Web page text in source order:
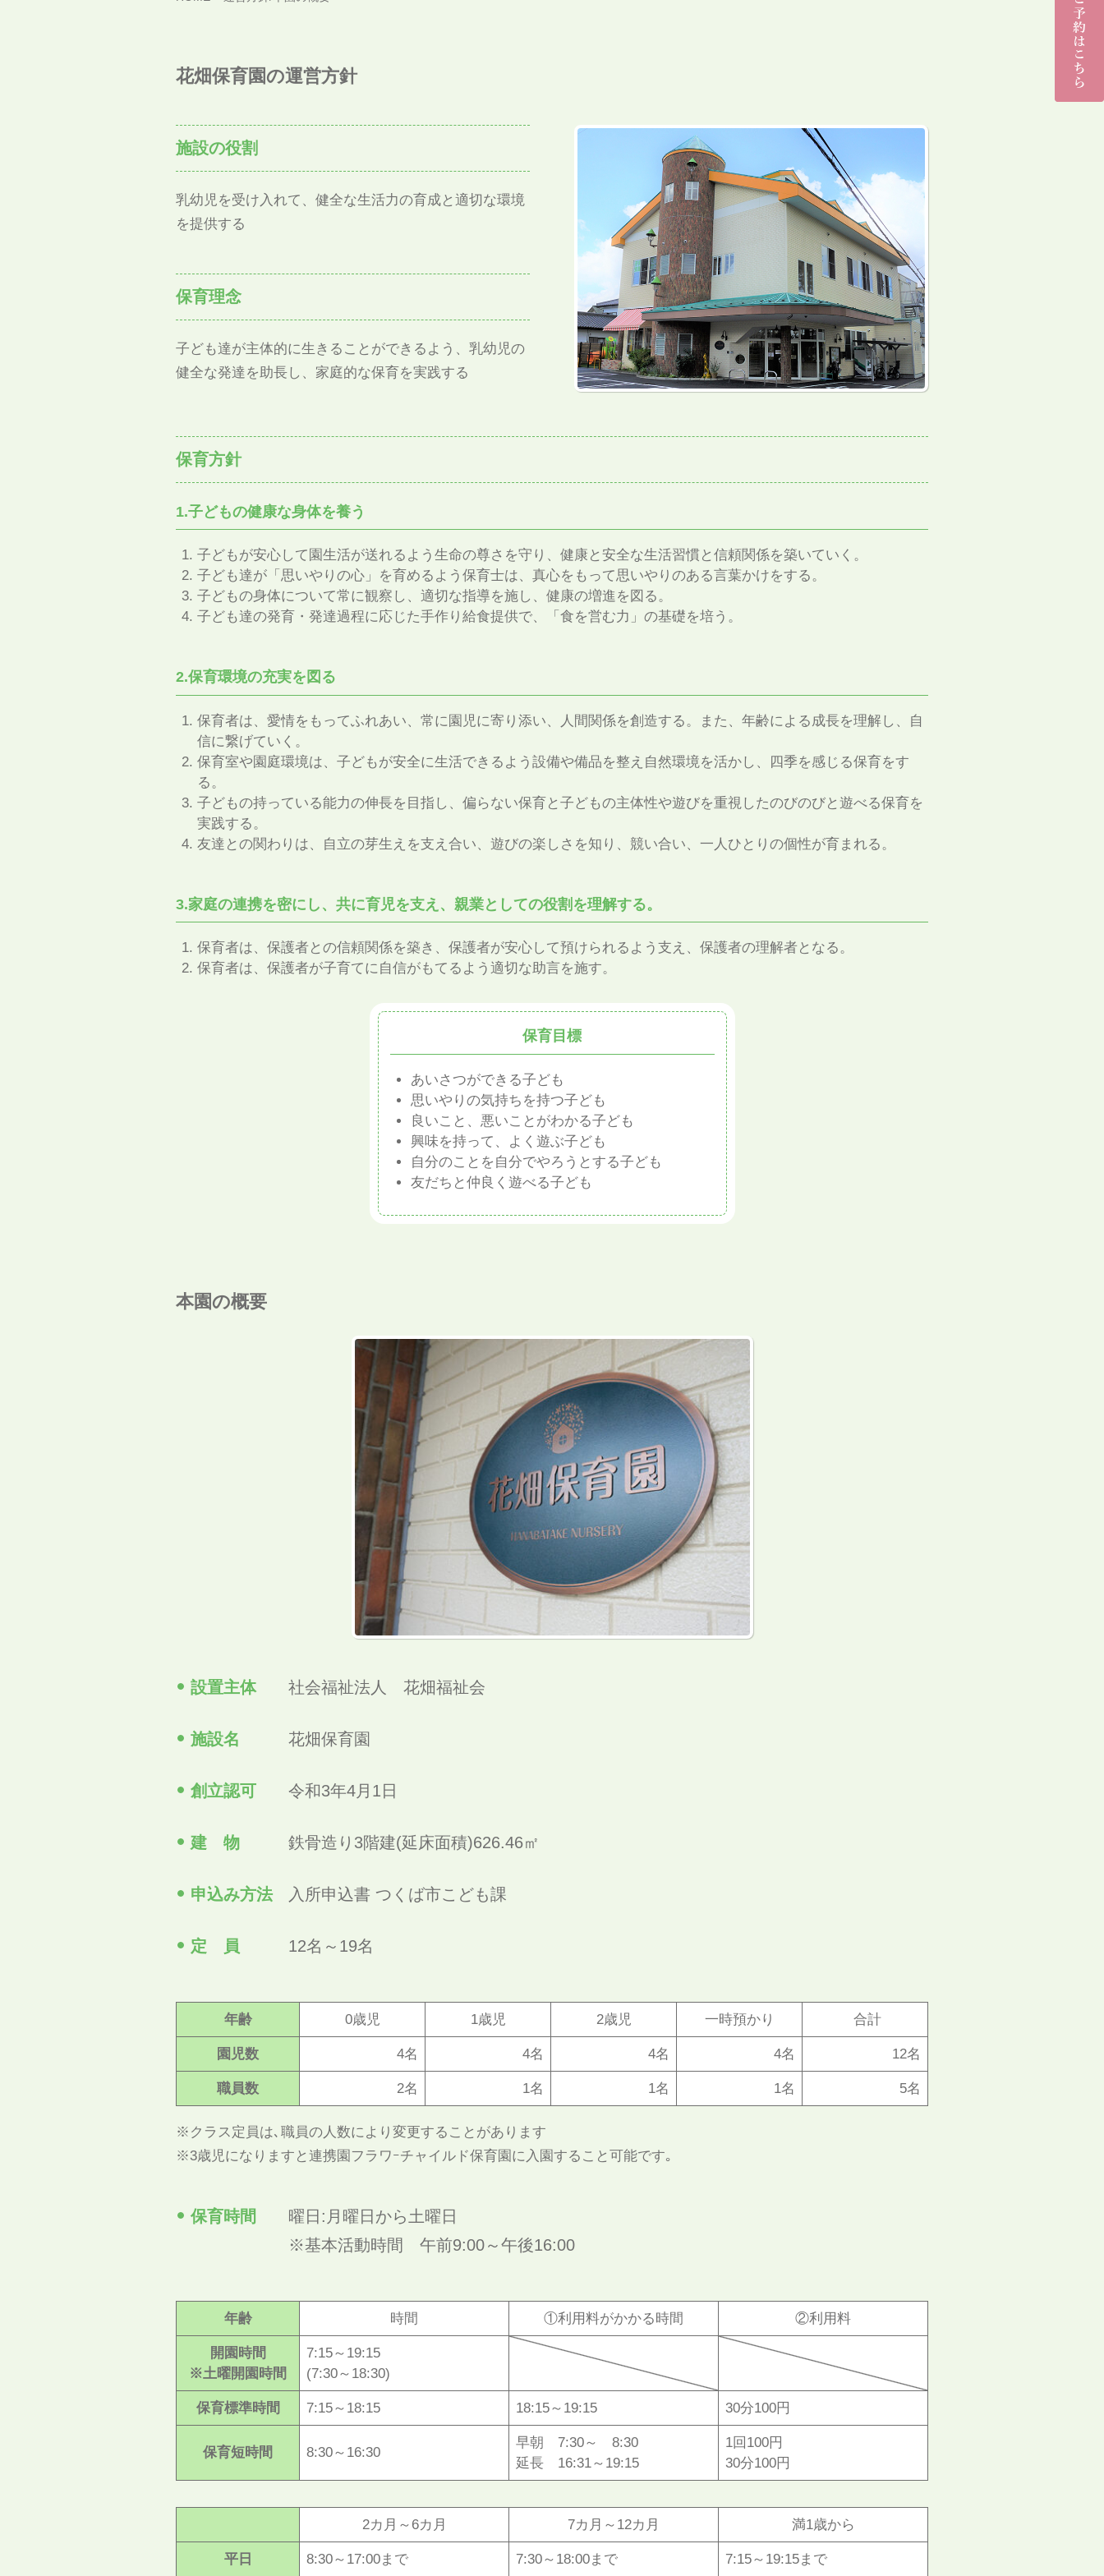
花畑保育園の運営方針
施設の役割
乳幼児を受け入れて、健全な生活力の育成と適切な環境
を提供する
保育理念
子ども達が主体的に生きることができるよう、乳幼児の
健全な発達を助長し、家庭的な保育を実践する
保育方針
1.子どもの健康な身体を養う
子どもが安心して園生活が送れるよう生命の尊さを守り、健康と安全な生活習慣と信頼関係を築いていく。
子ども達が「思いやりの心」を育めるよう保育士は、真心をもって思いやりのある言葉かけをする。
子どもの身体について常に観察し、適切な指導を施し、健康の増進を図る。
子ども達の発育・発達過程に応じた手作り給食提供で、「食を営む力」の基礎を培う。
2.保育環境の充実を図る
保育者は、愛情をもってふれあい、常に園児に寄り添い、人間関係を創造する。また、年齢による成長を理解し、自
信に繋げていく。
保育室や園庭環境は、子どもが安全に生活できるよう設備や備品を整え自然環境を活かし、四季を感じる保育をす
る。
子どもの持っている能力の伸長を目指し、偏らない保育と子どもの主体性や遊びを重視したのびのびと遊べる保育を
実践する。
友達との関わりは、自立の芽生えを支え合い、遊びの楽しさを知り、競い合い、一人ひとりの個性が育まれる。
3.家庭の連携を密にし、共に育児を支え、親業としての役割を理解する。
保育者は、保護者との信頼関係を築き、保護者が安心して預けられるよう支え、保護者の理解者となる。
保育者は、保護者が子育てに自信がもてるよう適切な助言を施す。
保育目標
あいさつができる子ども
思いやりの気持ちを持つ子ども
良いこと、悪いことがわかる子ども
興味を持って、よく遊ぶ⼦ども
⾃分のことを⾃分でやろうとする⼦ども
友だちと仲良く遊べる⼦ども
本園の概要
設置主体 社会福祉法人 花畑福祉会
施設名 花畑保育園
創立認可 令和3年4月1日
建 物 鉄骨造り3階建(延床面積)626.46㎡
申込み方法 入所申込書 つくば市こども課
定 員 12名～19名
年齢 0歳児 1歳児 2歳児 一時預かり 合計
園児数 4名 4名 4名 4名 12名
職員数 2名 1名 1名 1名 5名
※クラス定員は､職員の人数により変更することがあります
※3歳児になりますと連携園フラワｰチャイルド保育園に入園すること可能です｡
保育時間
曜日:月曜日から土曜日
※基本活動時間 午前9:00～午後16:00
年齢 時間 ①利用料がかかる時間 ②利用料
開園時間
※土曜開園時間
7:15～19:15
(7:30～18:30)
保育標準時間 7:15～18:15 18:15～19:15 30分100円
保育短時間 8:30～16:30
早朝 7:30～ 8:30
延長 16:31～19:15
1回100円
30分100円
2カ月～6カ月 7カ月～12カ月 満1歳から
平日 8:30～17:00まで 7:30～18:00まで 7:15～19:15まで